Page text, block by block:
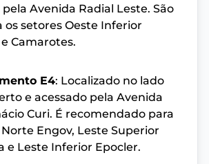
pela Avenida Radial Leste. São
os setores Oeste Inferior
Camarotes.
E4: Localizado no lado
e acessado pela Avenida
Curi. É recomendado para
Engov, Leste Superior
e Leste Inferior Epocler.